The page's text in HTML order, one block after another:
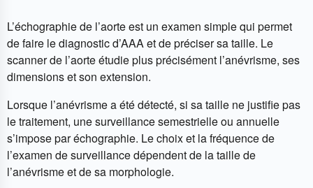
L’échographie de l’aorte est un examen simple qui permet
de faire le diagnostic d’AAA et de préciser sa taille. Le
scanner de l’aorte étudie plus précisément l’anévrisme, ses
dimensions et son extension.
Lorsque l’anévrisme a été détecté, si sa taille ne justifie pas
le traitement, une surveillance semestrielle ou annuelle
s’impose par échographie. Le choix et la fréquence de
l’examen de surveillance dépendent de la taille de
l’anévrisme et de sa morphologie.